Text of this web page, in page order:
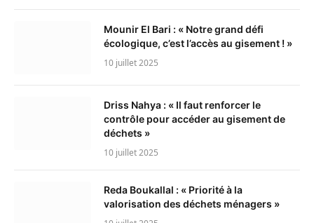
Mounir El Bari : « Notre grand défi
écologique, c’est l’accès au gisement ! »
10 juillet 2025
Driss Nahya : « Il faut renforcer le
contrôle pour accéder au gisement de
déchets »
10 juillet 2025
Reda Boukallal : « Priorité à la
valorisation des déchets ménagers »